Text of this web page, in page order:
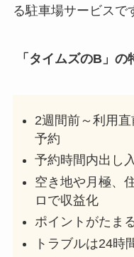
る駐車場サービスで
「タイムズのB」の
2週間前～利用
予約
予約時間内出し
空き地や月極、
ロで収益化
ポイントがたま
トラブルは24時